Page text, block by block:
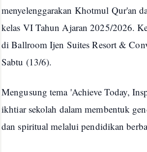
menyelenggarakan Khotmul Qur'an
kelas VI Tahun Ajaran 2025/2026.
di Ballroom Ijen Suites Resort &
Sabtu (13/6).
Mengusung tema 'Achieve Today,
ikhtiar sekolah dalam membentuk
dan spiritual melalui pendidikan